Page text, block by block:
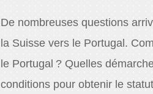
De nombreuses questions
la Suisse vers le Portugal.
le Portugal ? Quelles
conditions pour obtenir le